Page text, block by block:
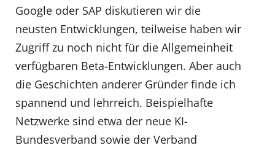
Google oder SAP diskutieren wir die
neusten Entwicklungen, teilweise haben wir
Zugriff zu noch nicht für die Allgemeinheit
verfügbaren Beta-Entwicklungen. Aber auch
die Geschichten anderer Gründer finde ich
spannend und lehrreich. Beispielhafte
Netzwerke sind etwa der neue KI-
Bundesverband sowie der Verband